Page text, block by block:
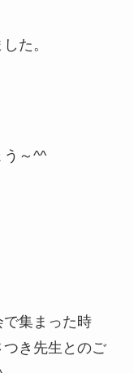
た。
～^^
で集まった時
き先生とのご